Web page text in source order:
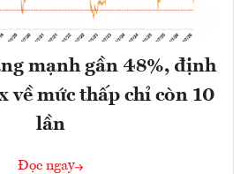
mạnh gần 48%, định
về mức thấp chỉ còn 10
lần
Đọc ngay